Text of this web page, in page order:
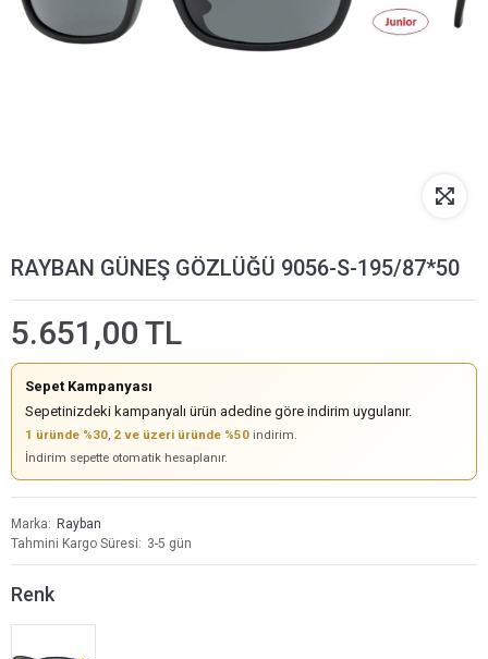
RAYBAN GÜNEŞ GÖZLÜĞÜ 9056-S-195/87*50
5.651,00 TL
Sepet Kampanyası
Sepetinizdeki kampanyalı ürün adedine göre indirim uygulanır.
1 üründe %30, 2 ve üzeri üründe %50 indirim.
İndirim sepette otomatik hesaplanır.
Marka
Rayban
Tahmini Kargo Süresi
3-5 gün
Renk